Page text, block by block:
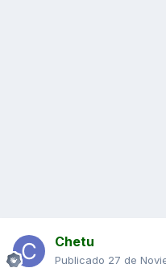
Chetu
Publicado 27 de